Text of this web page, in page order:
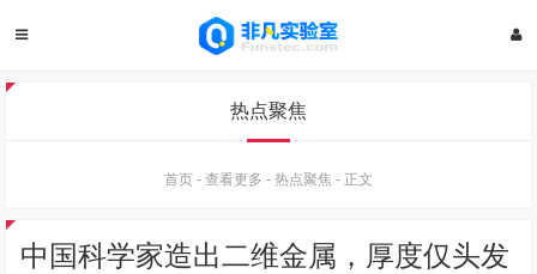
热点聚焦
首页 - 查看更多 - 热点聚焦 - 正文
中国科学家造出二维金属，厚度仅头发